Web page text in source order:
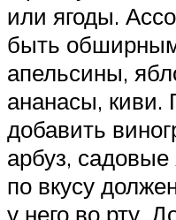
или ягоды.
быть
апельсины,
ананасы, киви.
добавить
арбуз,
по вкусу
у него во рту.